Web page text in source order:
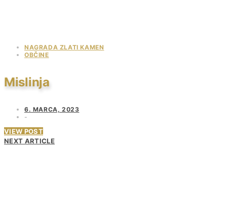
NAGRADA ZLATI KAMEN
OBČINE
Mislinja
6. MARCA, 2023
VIEW POST
NEXT ARTICLE